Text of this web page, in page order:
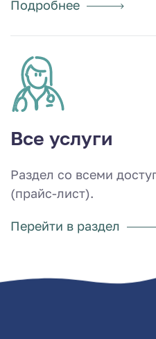
Подробнее
Все услуги
Раздел со всеми
(прайс-лист).
Перейти в раздел